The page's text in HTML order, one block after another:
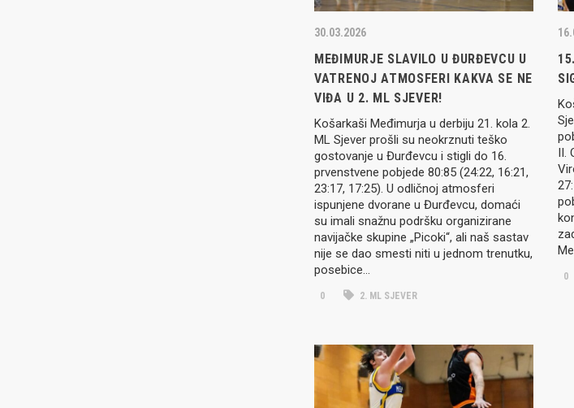
30.03.2026
MEĐIMURJE SLAVILO U ĐURĐEVCU U
VATRENOJ ATMOSFERI KAKVA SE NE
VIĐA U 2. ML SJEVER!
Košarkaši Međimurja u derbiju 21. kola 2.
ML Sjever prošli su neokrznuti teško
gostovanje u Đurđevcu i stigli do 16.
prvenstvene pobjede 80:85 (24:22, 16:21,
23:17, 17:25). U odličnoj atmosferi
ispunjene dvorane u Đurđevcu, domaći
su imali snažnu podršku organizirane
navijačke skupine „Picoki“, ali naš sastav
nije se dao smesti niti u jednom trenutku,
posebice…
0 2. ML SJEVER
II.
0